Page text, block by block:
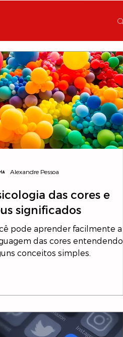
das cores e
significados
pode aprender facilmente a
das cores entendendo
conceitos simples.
Alexandre Pessoa